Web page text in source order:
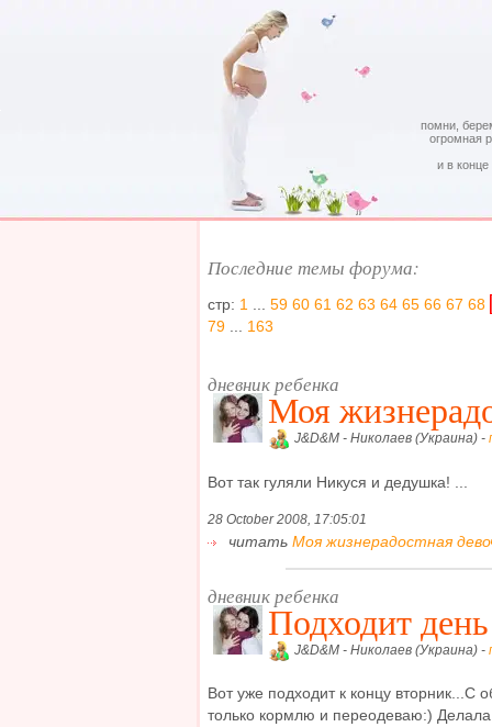
помни,
огромная
и в
Последние темы форума:
стр: 1 59 60 61 62 63 64 65 66 67 68
79
163
дневник ребенка
Моя
J&D&M - Николаев (Украина) -
Вот так гуляли Никуся и дедушка! ...
28 October 2008, 17:05:01
читать Моя жизнерадостная
дневник ребенка
Подходит
J&D&M - Николаев (Украина) -
Вот уже подходит к концу вторник...С
только кормлю и переодеваю:)